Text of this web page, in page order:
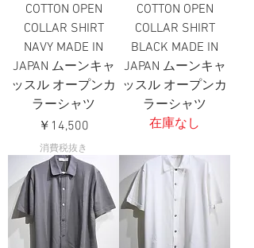
COTTON OPEN
COLLAR SHIRT
NAVY MADE IN
JAPAN ムーンキャ
ッスル オープンカ
ラーシャツ
価格
￥14,500
消費税抜き
COTTON OPEN
COLLAR SHIRT
BLACK MADE IN
JAPAN ムーンキャ
ッスル オープンカ
ラーシャツ
在庫なし